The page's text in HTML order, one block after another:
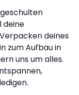
deine
deines
zum Aufbau in
uns um alles.